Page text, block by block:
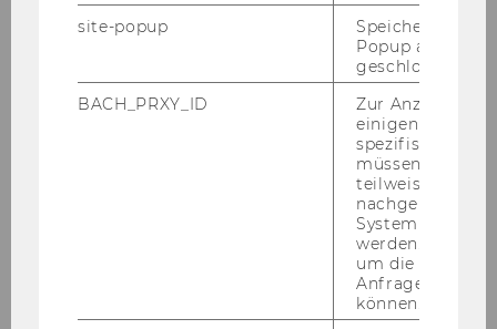
site-popup
Speichert ob ein
Popup
geschlossen
BACH_PRXY_ID
Zur Anzeige von
einigen WU-
spezifischen
müssen
teilweise von
nachgelagerten
System
werden.
um die Antwort
Anfrage
können.